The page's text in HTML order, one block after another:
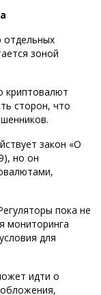
отдельных
зоной
криптовалют
сторон, что
закон «О
но он
пока не
мониторинга
для
идти о